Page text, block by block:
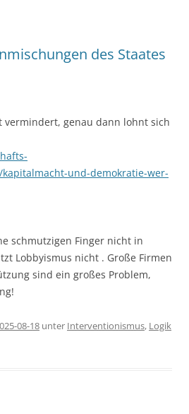
des Staates
genau dann lohnt sich
und-demokratie-wer-
schmutzigen Finger nicht in
Lobbyismus nicht . Große Firmen
sind ein großes Problem,
08-18 unter Interventionismus, Logik